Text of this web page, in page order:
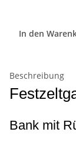
In den
Beschreibung
Bank mit